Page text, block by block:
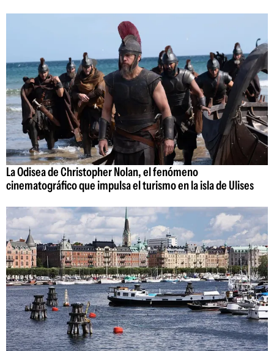
La Odisea de Christopher Nolan, el fenómeno
cinematográfico que impulsa el turismo en la isla de Ulises